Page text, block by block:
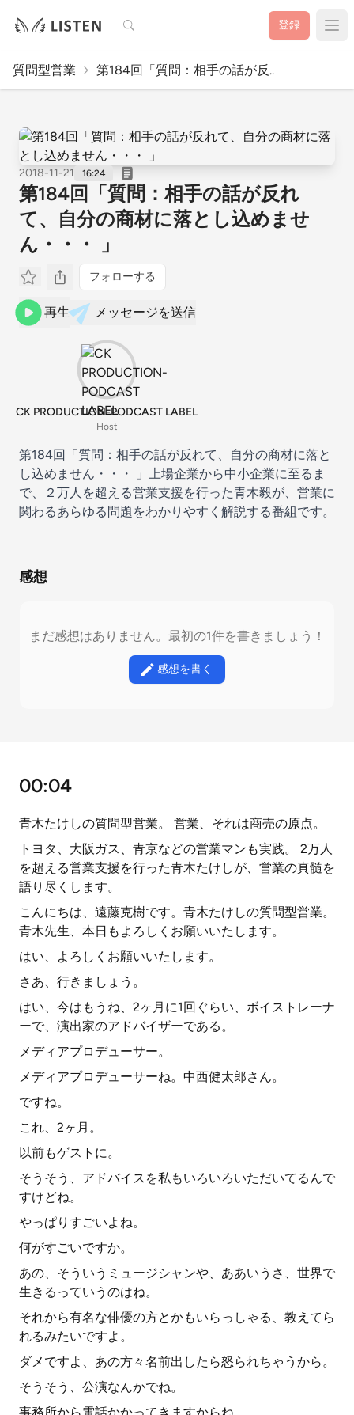
検索 登録
質問型営業 第184回「質問：相手の話が反..
2018-11-21 16:24
第184回「質問：相手の話が反れ
て、自分の商材に落とし込めませ
ん・・・ 」
フォローする
再生 メッセージを送信
CK PRODUCTION-PODCAST LABEL
Host
第184回「質問：相手の話が反れて、自分の商材に落と
し込めません・・・ 」上場企業から中小企業に至るま
で、２万人を超える営業支援を行った青木毅が、営業に
関わるあらゆる問題をわかりやすく解説する番組です。
感想
まだ感想はありません。最初の1件を書きましょう！
感想を書く
00:04
青木たけしの質問型営業。 営業、それは商売の原点。
トヨタ、大阪ガス、青京などの営業マンも実践。 2万人
を超える営業支援を行った青木たけしが、営業の真髄を
語り尽くします。
こんにちは、遠藤克樹です。青木たけしの質問型営業。
青木先生、本日もよろしくお願いいたします。
はい、よろしくお願いいたします。
さあ、行きましょう。
はい、今はもうね、2ヶ月に1回ぐらい、ボイストレーナ
ーで、演出家のアドバイザーである。
メディアプロデューサー。
メディアプロデューサーね。中西健太郎さん。
ですね。
これ、2ヶ月。
以前もゲストに。
そうそう、アドバイスを私もいろいろいただいてるんで
すけどね。
やっぱりすごいよね。
何がすごいですか。
あの、そういうミュージシャンや、ああいうさ、世界で
生きるっていうのはね。
それから有名な俳優の方とかもいらっしゃる、教えてら
れるみたいですよ。
ダメですよ、あの方々名前出したら怒られちゃうから。
そうそう、公演なんかでね。